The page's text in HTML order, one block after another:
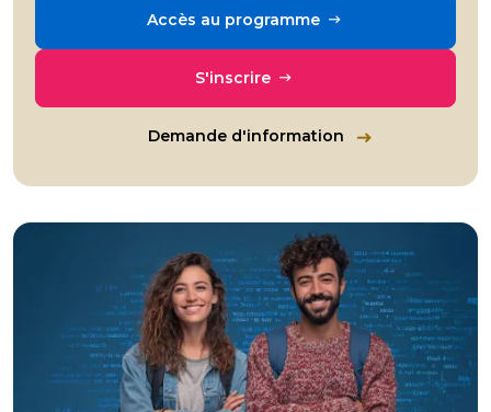
Accès au programme
S'inscrire
Demande d'information